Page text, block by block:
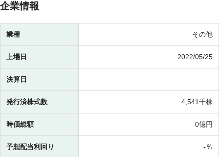
企業情報
業種 その他
上場日 2022/05/25
決算日 -
発行済株式数 4,541千株
時価総額 0億円
予想配当利回り -％